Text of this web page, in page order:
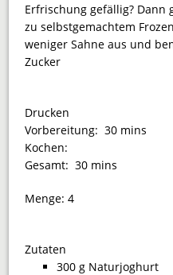
Erfrischung gefällig? Dann
zu selbstgemachtem
weniger Sahne aus und
Zucker
Drucken
Vorbereitung:30 mins
Kochen:
Gesamt:30 mins
Menge:4
Zutaten
300 g Naturjoghurt